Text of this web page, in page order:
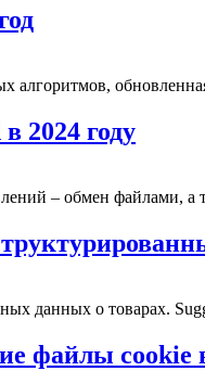
алгоритмов,
2024 году
– обмен файлами,
данных о товарах.
файлы